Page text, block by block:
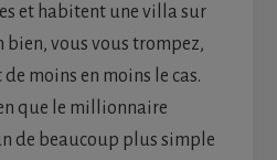
et habitent une villa sur
bien, vous vous trompez,
moins en moins le cas.
que le millionnaire
de beaucoup plus simple